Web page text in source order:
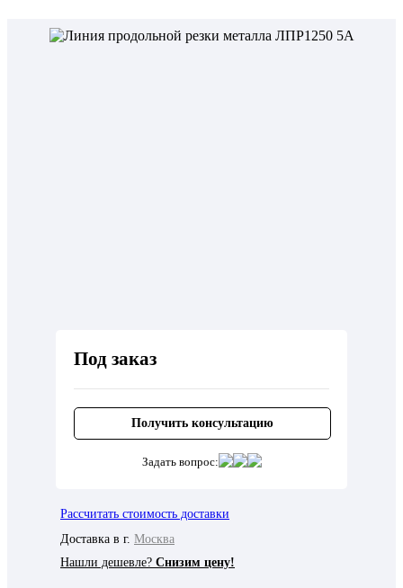
Под заказ
Получить консультацию
Задать вопрос:
Рассчитать стоимость доставки
Доставка в г. Москва
Нашли дешевле? Снизим цену!